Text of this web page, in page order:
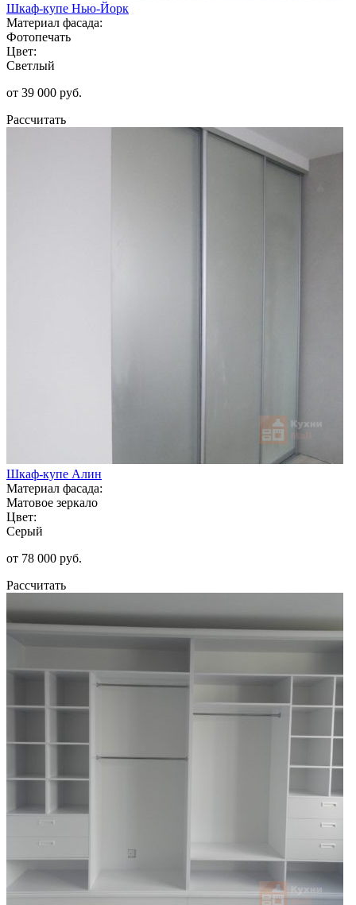
Шкаф-купе Нью-Йорк
Материал фасада:
Фотопечать
Цвет:
Светлый
от 39 000 руб.
Рассчитать
Шкаф-купе Алин
Материал фасада:
Матовое зеркало
Цвет:
Серый
от 78 000 руб.
Рассчитать